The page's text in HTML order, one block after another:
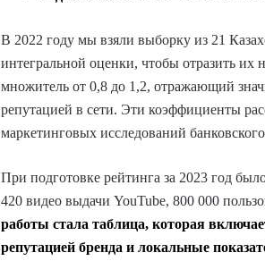
В 2022 году мы взяли выборку из 21
интегральной оценки, чтобы отразить
множитель от 0,8 до 1,2, отражающий
репутацией в сети. Эти коэффициенты
маркетинговых исследований
При подготовке рейтинга за 2023 год
420 видео выдачи YouTube, 800 000
работы стала таблица, которая
репутацией бренда и локальные